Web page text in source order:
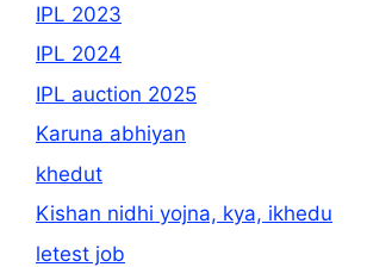
IPL 2023
IPL 2024
IPL auction 2025
Karuna abhiyan
khedut
Kishan nidhi yojna, kya, ikhedu
letest job